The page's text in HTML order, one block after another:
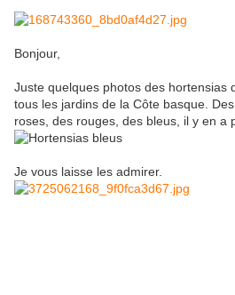
Bonjour,
Juste quelques photos des hortensias
tous les jardins de la Côte basque.
roses, des rouges, des bleus, il y en a
Je vous laisse les admirer.